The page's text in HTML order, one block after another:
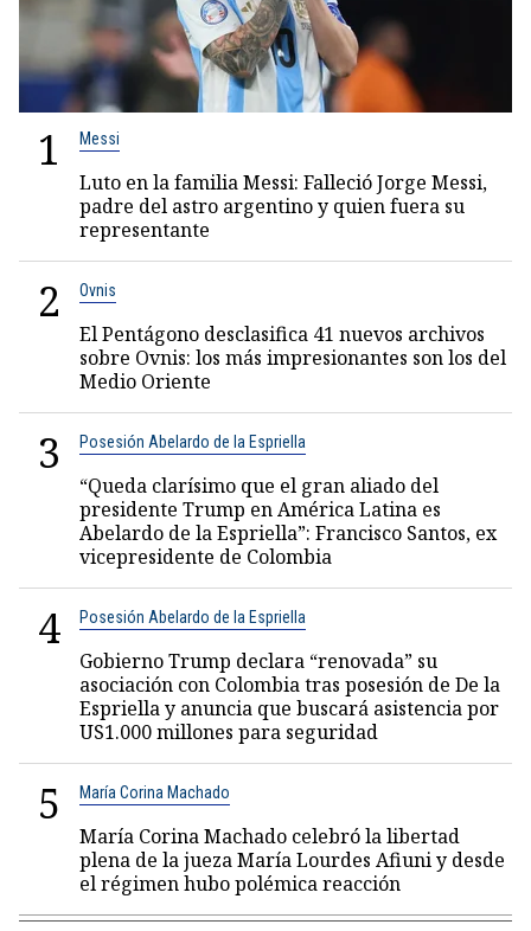
1 Messi
Luto en la familia Messi: Falleció Jorge Messi,
padre del astro argentino y quien fuera su
representante
2 Ovnis
El Pentágono desclasifica 41 nuevos archivos
sobre Ovnis: los más impresionantes son los del
Medio Oriente
3 Posesión Abelardo de la Espriella
“Queda clarísimo que el gran aliado del
presidente Trump en América Latina es
Abelardo de la Espriella”: Francisco Santos, ex
vicepresidente de Colombia
4 Posesión Abelardo de la Espriella
Gobierno Trump declara “renovada” su
asociación con Colombia tras posesión de De la
Espriella y anuncia que buscará asistencia por
US1.000 millones para seguridad
5 María Corina Machado
María Corina Machado celebró la libertad
plena de la jueza María Lourdes Afiuni y desde
el régimen hubo polémica reacción